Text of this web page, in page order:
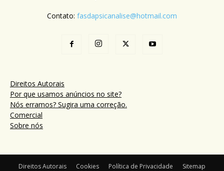
Contato: fasdapsicanalise@hotmail.com
Direitos Autorais
Por que usamos anúncios no site?
Nós erramos? Sugira uma correção.
Comercial
Sobre nós
Direitos Autorais Cookies Política de Privacidade Sitemap